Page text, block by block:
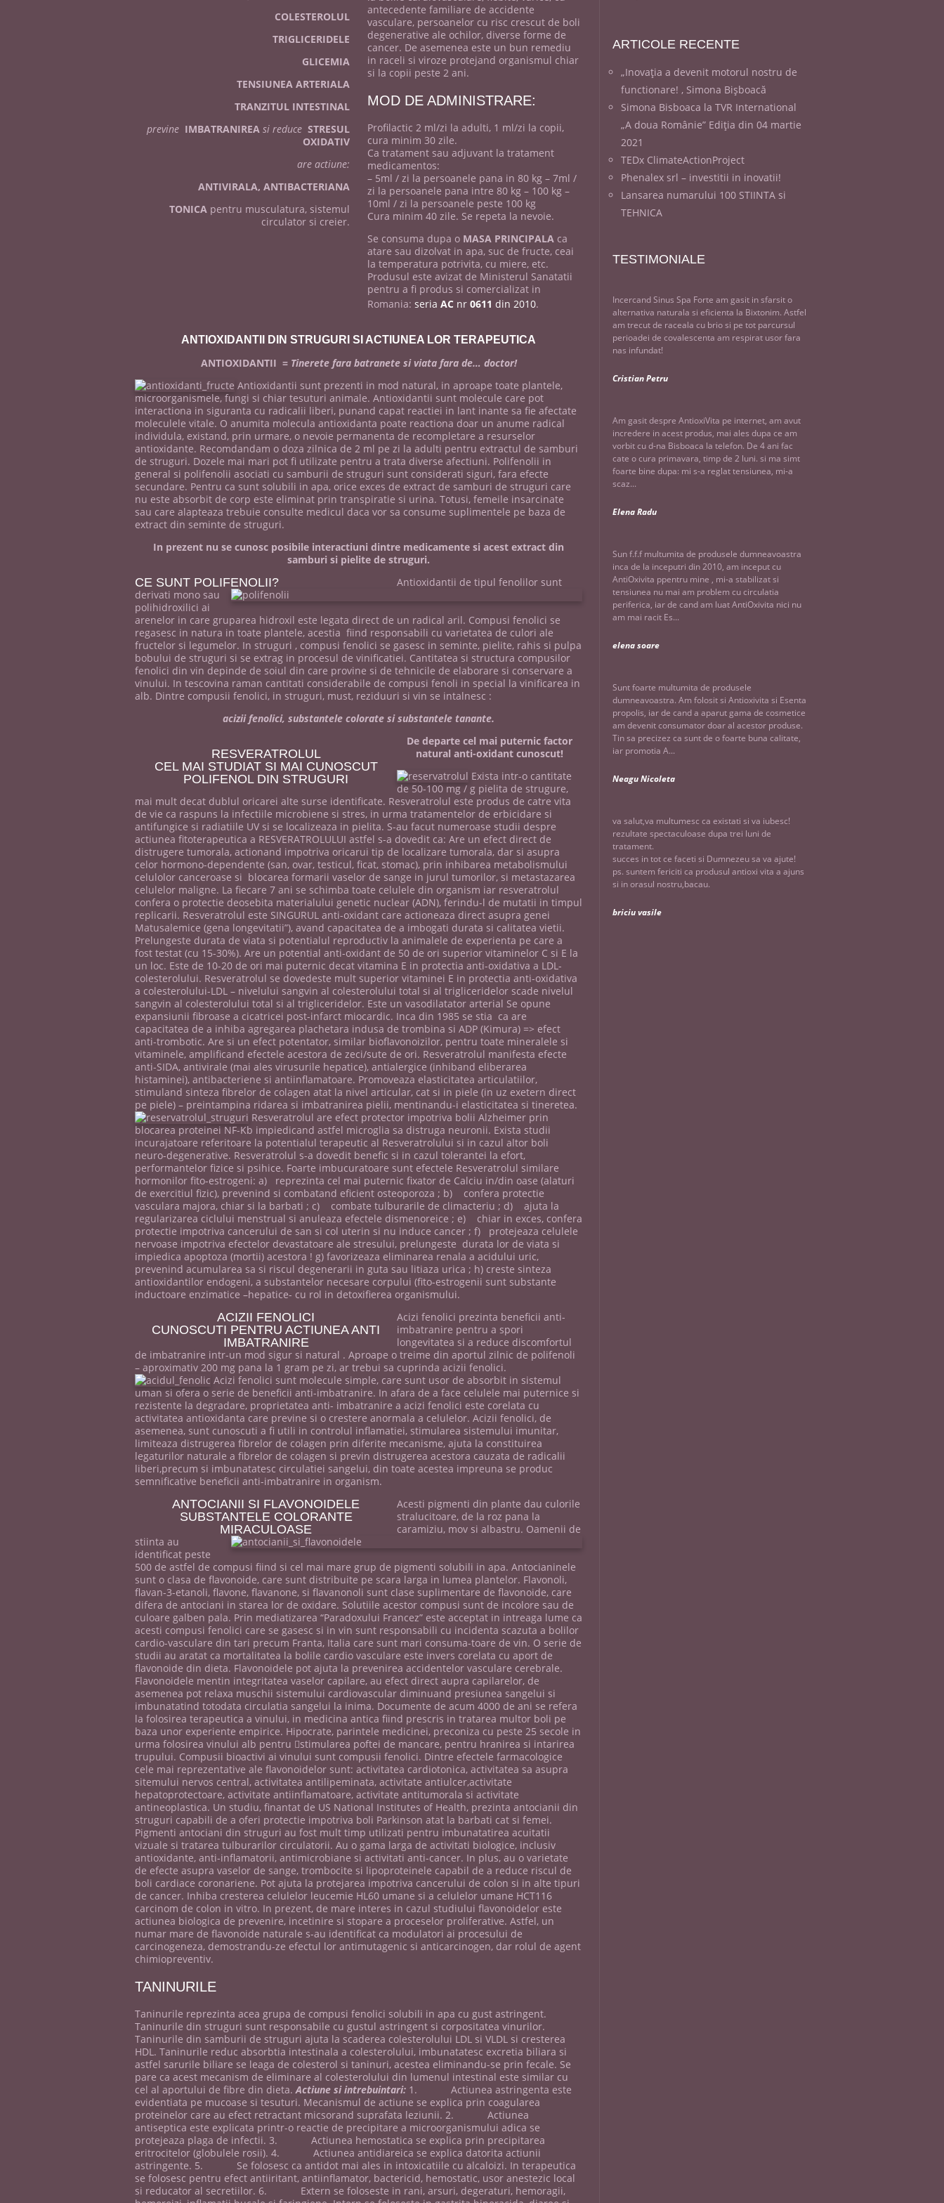
COLESTEROLUL
TRIGLICERIDELE
GLICEMIA
TENSIUNEA ARTERIALA
TRANZITUL INTESTINAL
previne IMBATRANIREA si reduce STRESUL
OXIDATIV
are actiune:
ANTIVIRALA, ANTIBACTERIANA
TONICApentru musculatura, sistemul
circulator si creier.
antecedente familiare de accidente
vasculare, persoanelor cu risc crescut de boli
degenerative ale ochilor, diverse forme de
cancer. De asemenea este un bun remediu
in raceli si viroze protejand organismul chiar
si la copii peste 2 ani.
MOD DE ADMINISTRARE:
Profilactic 2 ml/zi la adulti, 1 ml/zi la copii,
cura minim 30 zile.
Ca tratament sau adjuvant la tratament
medicamentos:
– 5ml / zi la persoanele pana in 80 kg – 7ml /
zi la persoanele pana intre 80 kg – 100 kg –
10ml / zi la persoanele peste 100 kg
Cura minim 40 zile. Se repeta la nevoie.
Se consuma dupa o MASA PRINCIPALA ca
atare sau dizolvat in apa, suc de fructe, ceai
la temperatura potrivita, cu miere, etc.
Produsul este avizat de Ministerul Sanatatii
pentru a fi produs si comercializat in
Romania:seria AC nr 0611din 2010.
ANTIOXIDANTII DIN STRUGURI SI ACTIUNEA LOR TERAPEUTICA
ANTIOXIDANTII = Tinerete fara batranete si viata fara de… doctor!
Antioxidantii sunt prezenti in mod natural, in aproape toate plantele,
microorganismele, fungi si chiar tesuturi animale. Antioxidantii sunt molecule care pot
interactiona in siguranta cu radicalii liberi, punand capat reactiei in lant inante sa fie afectate
moleculele vitale. O anumita molecula antioxidanta poate reactiona doar un anume radical
individula, existand, prin urmare, o nevoie permanenta de recompletare a resurselor
antioxidante. Recomdandam o doza zilnica de 2 ml pe zi la adulti pentru extractul de samburi
de struguri. Dozele mai mari pot fi utilizate pentru a trata diverse afectiuni. Polifenolii in
general si polifenolii asociati cu samburii de struguri sunt considerati siguri, fara efecte
secundare. Pentru ca sunt solubili in apa, orice exces de extract de samburi de struguri care
nu este absorbit de corp este eliminat prin transpiratie si urina. Totusi, femeile insarcinate
sau care alapteaza trebuie consulte medicul daca vor sa consume suplimentele pe baza de
extract din seminte de struguri.
In prezent nu se cunosc posibile interactiuni dintre medicamente si acest extract din
samburi si pielite de struguri.
CE SUNT POLIFENOLII?
Antioxidantii de tipul fenolilor sunt
derivati mono sau
polihidroxilici ai
arenelor in care gruparea hidroxil este legata direct de un radical aril. Compusi fenolici se
regasesc in natura in toate plantele, acestia fiind responsabili cu varietatea de culori ale
fructelor si legumelor. In struguri , compusi fenolici se gasesc in seminte, pielite, rahis si pulpa
bobului de struguri si se extrag in procesul de vinificatiei. Cantitatea si structura compusilor
fenolici din vin depinde de soiul din care provine si de tehnicile de elaborare si conservare a
vinului. In tescovina raman cantitati considerabile de compusi fenoli in special la vinificarea in
alb. Dintre compusii fenolici, in struguri, must, reziduuri si vin se intalnesc :
acizii fenolici, substantele colorate si substantele tanante.
RESVERATROLUL
CEL MAI STUDIAT SI MAI CUNOSCUT
POLIFENOL DIN STRUGURI
De departe cel mai puternic factor
natural anti-oxidant cunoscut!
Exista intr-o cantitate
de 50-100 mg / g pielita de strugure,
mai mult decat dublul oricarei alte surse identificate. Resveratrolul este produs de catre vita
de vie ca raspuns la infectiile microbiene si stres, in urma tratamentelor de erbicidare si
antifungice si radiatiile UV si se localizeaza in pielita. S-au facut numeroase studii despre
actiunea fitoterapeutica a RESVERATROLULUI astfel s-a dovedit ca: Are un efect direct de
distrugere tumorala, actionand impotriva oricarui tip de localizare tumorala, dar si asupra
celor hormono-dependente (san, ovar, testicul, ficat, stomac), prin inhibarea metabolismului
celulolor canceroase si blocarea formarii vaselor de sange in jurul tumorilor, si metastazarea
celulelor maligne. La fiecare 7 ani se schimba toate celulele din organism iar resveratrolul
confera o protectie deosebita materialului genetic nuclear (ADN), ferindu-l de mutatii in timpul
replicarii. Resveratrolul este SINGURUL anti-oxidant care actioneaza direct asupra genei
Matusalemice (gena longevitatii”), avand capacitatea de a imbogati durata si calitatea vietii.
Prelungeste durata de viata si potentialul reproductiv la animalele de experienta pe care a
fost testat (cu 15-30%). Are un potential anti-oxidant de 50 de ori superior vitaminelor C si E la
un loc. Este de 10-20 de ori mai puternic decat vitamina E in protectia anti-oxidativa a LDL-
colesterolului. Resveratrolul se dovedeste mult superior vitaminei E in protectia anti-oxidativa
a colesterolului-LDL – nivelului sangvin al colesterolului total si al trigliceridelor scade nivelul
sangvin al colesterolului total si al trigliceridelor. Este un vasodilatator arterial Se opune
expansiunii fibroase a cicatricei post-infarct miocardic. Inca din 1985 se stia ca are
capacitatea de a inhiba agregarea plachetara indusa de trombina si ADP (Kimura) => efect
anti-trombotic. Are si un efect potentator, similar bioflavonoizilor, pentru toate mineralele si
vitaminele, amplificand efectele acestora de zeci/sute de ori. Resveratrolul manifesta efecte
anti-SIDA, antivirale (mai ales virusurile hepatice), antialergice (inhiband eliberarea
histaminei), antibacteriene si antiinflamatoare. Promoveaza ­elasticitatea articulatiilor,
stimuland sinteza fibrelor de colagen atat la nivel articular, cat si in piele (in uz exetern direct
pe piele) – preintampina ridarea si imbatranirea pielii, mentinandu-i elasticitatea si tineretea.
Resveratrolul are efect protector impotriva bolii Alzheimer prin
blocarea proteinei NF-Kb impiedicand astfel microglia sa distruga neuronii. Exista studii
incurajatoare referitoare la potentialul terapeutic al Resveratrolului si in cazul altor boli
neuro-degenerative. Resveratrolul s-a dovedit benefic si in cazul tolerantei la efort,
performantelor fizice si psihice. Foarte imbucuratoare sunt efectele Resveratrolul similare
hormonilor fito-estrogeni: a) reprezinta cel mai puternic fixator de Calciu in/din oase (alaturi
de exercitiul fizic), prevenind si combatand eficient osteoporoza ; b) confera protectie
vasculara majora, chiar si la barbati ; c) combate tulburarile de climacteriu ; d) ajuta la
regularizarea ciclului menstrual si anuleaza efectele dismenoreice ; e) chiar in exces, confera
protectie impotriva cancerului de san si col uterin si nu induce cancer ; f) protejeaza celulele
nervoase impotriva efectelor devastatoare ale stresului, prelungeste durata lor de viata si
impiedica apoptoza (mortii) acestora ! g) favorizeaza eliminarea renala a acidului uric,
prevenind acumularea sa si riscul degenerarii in guta sau litiaza urica ; h) creste sinteza
antioxidantilor endogeni, a substantelor necesare corpului (fito-estrogenii sunt substante
inductoare enzimatice –hepatice- cu rol in detoxifierea organismului.
ACIZII FENOLICI
CUNOSCUTI PENTRU ACTIUNEA ANTI
IMBATRANIRE
Acizi fenolici prezinta beneficii anti-
imbatranire pentru a spori
longevitatea si a reduce discomfortul
de imbatranire intr-un mod sigur si natural . Aproape o treime din aportul zilnic de polifenoli
– aproximativ 200 mg pana la 1 gram pe zi, ar trebui sa cuprinda acizii fenolici.
Acizi fenolici sunt molecule simple, care sunt usor de absorbit in sistemul
uman si ofera o serie de beneficii anti-imbatranire. In afara de a face celulele mai puternice si
rezistente la degradare, proprietatea anti- imbatranire a acizi fenolici este corelata cu
activitatea antioxidanta care previne si o crestere anormala a celulelor. Acizii fenolici, de
asemenea, sunt cunoscuti a fi utili in controlul inflamatiei, stimularea sistemului imunitar,
limiteaza distrugerea fibrelor de colagen prin diferite mecanisme, ajuta la constituirea
legaturilor naturale a fibrelor de colagen si previn distrugerea acestora cauzata de radicalii
liberi,precum si imbunatatesc circulatiei sangelui, din toate acestea impreuna se produc
semnificative beneficii anti-imbatranire in organism.
ANTOCIANII SI FLAVONOIDELE
SUBSTANTELE COLORANTE
MIRACULOASE
Acesti pigmenti din plante dau culorile
stralucitoare, de la roz pana la
caramiziu, mov si albastru. Oamenii de
stiinta au
identificat peste
500 de astfel de compusi fiind si cel mai mare grup de pigmenti solubili in apa. Antocianinele
sunt o clasa de flavonoide, care sunt distribuite pe scara larga in lumea plantelor. Flavonoli,
flavan-3-etanoli, flavone, flavanone, si flavanonoli sunt clase suplimentare de flavonoide, care
difera de antociani in starea lor de oxidare. Solutiile acestor compusi sunt de incolore sau de
culoare galben pala. Prin mediatizarea “Paradoxului Francez” este acceptat in intreaga lume ca
acesti compusi fenolici care se gasesc si in vin sunt responsabili cu incidenta scazuta a bolilor
cardio-vasculare din tari precum Franta, Italia care sunt mari consuma-toare de vin. O serie de
studii au aratat ca mortalitatea la bolile cardio vasculare este invers corelata cu aport de
flavonoide din dieta. Flavonoidele pot ajuta la prevenirea accidentelor vasculare cerebrale.
Flavonoidele mentin integritatea vaselor capilare, au efect direct aupra capilarelor, de
asemenea pot relaxa muschii sistemului cardiovascular diminuand presiunea sangelui si
imbunatatind totodata circulatia sangelui la inima. Documente de acum 4000 de ani se refera
la folosirea terapeutica a vinului, in medicina antica fiind prescris in tratarea multor boli pe
baza unor experiente empirice. Hipocrate, parintele medicinei, preconiza cu peste 25 secole in
urma folosirea vinului alb pentru stimularea poftei de mancare, pentru hranirea si intarirea
trupului. Compusii bioactivi ai vinului sunt compusii fenolici. Dintre efectele farmacologice
cele mai reprezentative ale flavonoidelor sunt: activitatea cardiotonica, activitatea sa asupra
sitemului nervos central, activitatea antilipeminata, activitate antiulcer,activitate
hepatoprotectoare, activitate antiinflamatoare, activitate antitumorala si activitate
antineoplastica. Un studiu, finantat de US National Institutes of Health, prezinta antocianii din
struguri capabili de a oferi protectie impotriva boli Parkinson atat la barbati cat si femei.
Pigmenti antociani din struguri au fost mult timp utilizati pentru imbunatatirea acuitatii
vizuale si tratarea tulburarilor circulatorii. Au o gama larga de activitati biologice, inclusiv
antioxidante, anti-inflamatorii, antimicrobiane si activitati anti-cancer. In plus, au o varietate
de efecte asupra vaselor de sange, trombocite si lipoproteinele capabil de a reduce riscul de
boli cardiace coronariene. Pot ajuta la protejarea impotriva cancerului de colon si in alte tipuri
de cancer. Inhiba cresterea celulelor leucemie HL60 umane si a celulelor umane HCT116
carcinom de colon in vitro. In prezent, de mare interes in cazul studiului flavonoidelor este
actiunea biologica de prevenire, incetinire si stopare a proceselor proliferative. Astfel, un
numar mare de flavonoide naturale s-au identificat ca modulatori ai procesului de
carcinogeneza, demostrandu-ze efectul lor antimutagenic si anticarcinogen, dar rolul de agent
chimiopreventiv.
TANINURILE
Taninurile reprezinta acea grupa de compusi fenolici solubili in apa cu gust astringent.
Taninurile din struguri sunt responsabile cu gustul astringent si corpositatea vinurilor.
Taninurile din samburii de struguri ajuta la scaderea colesterolului LDL si VLDL si cresterea
HDL. Taninurile reduc absorbtia intestinala a colesterolului, imbunatatesc excretia biliara si
astfel sarurile biliare se leaga de colesterol si taninuri, acestea eliminandu-se prin fecale. Se
pare ca acest mecanism de eliminare al colesterolului din lumenul intestinal este similar cu
cel al aportului de fibre din dieta. Actiune si intrebuintari: 1. Actiunea astringenta este
evidentiata pe mucoase si tesuturi. Mecanismul de actiune se explica prin coagularea
proteinelor care au efect retractant micsorand suprafata leziunii. 2. Actiunea
antiseptica este explicata printr-o reactie de precipitare a microorganismului adica se
protejeaza plaga de infectii. 3. Actiunea hemostatica se explica prin precipitarea
eritrocitelor (globulele rosii). 4. Actiunea antidiareica se explica datorita actiunii
astringente. 5. Se folosesc ca antidot mai ales in intoxicatiile cu alcaloizi. In terapeutica
se folosesc pentru efect antiiritant, antiinflamator, bactericid, hemostatic, usor anestezic local
si reducator al secretiilor. 6. Extern se foloseste in rani, arsuri, degeraturi, hemoragii,
ARTICOLE RECENTE
„Inovația a devenit motorul nostru de
functionare! , Simona Bișboacă
Simona Bisboaca la TVR International
„A doua Românie” Ediția din 04 martie
2021
TEDx ClimateActionProject
Phenalex srl – investitii in inovatii!
Lansarea numarului 100 STIINTA si
TEHNICA
TESTIMONIALE
Incercand Sinus Spa Forte am gasit in sfarsit o
alternativa naturala si eficienta la Bixtonim. Astfel
am trecut de raceala cu brio si pe tot parcursul
perioadei de covalescenta am respirat usor fara
nas infundat!
Cristian Petru
Am gasit despre AntioxiVita pe internet, am avut
incredere in acest produs, mai ales dupa ce am
vorbit cu d-na Bisboaca la telefon. De 4 ani fac
cate o cura primavara, timp de 2 luni. si ma simt
foarte bine dupa: mi s-a reglat tensiunea, mi-a
scaz...
Elena Radu
Sun f.f.f multumita de produsele dumneavoastra
inca de la inceputri din 2010, am inceput cu
AntiOxivita ppentru mine , mi-a stabilizat si
tensiunea nu mai am problem cu circulatia
periferica, iar de cand am luat AntiOxivita nici nu
am mai racit Es...
elena soare
Sunt foarte multumita de produsele
dumneavoastra. Am folosit si Antioxivita si Esenta
propolis, iar de cand a aparut gama de cosmetice
am devenit consumator doar al acestor produse.
Tin sa precizez ca sunt de o foarte buna calitate,
iar promotia A...
Neagu Nicoleta
va salut,va multumesc ca existati si va iubesc!
rezultate spectaculoase dupa trei luni de
tratament.
succes in tot ce faceti si Dumnezeu sa va ajute!
ps. suntem fericiti ca produsul antioxi vita a ajuns
si in orasul nostru,bacau.
briciu vasile